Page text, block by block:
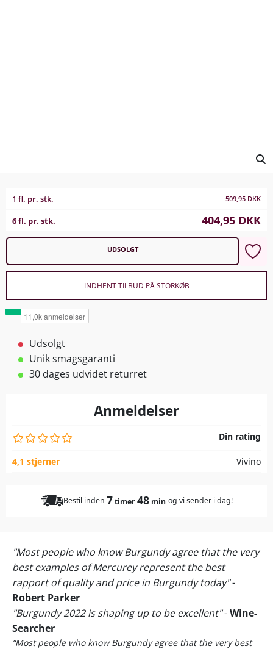
1 fl. pr. stk. 509,95 DKK
6 fl. pr. stk. 404,95 DKK
UDSOLGT
INDHENT TILBUD PÅ STORKØB
Udsolgt
Unik smagsgaranti
30 dages udvidet returret
Anmeldelser
Din rating
4,1 stjerner Vivino
Bestil inden 7timer48 min og vi sender i dag!
"Most people who know Burgundy agree that the very
best examples of Mercurey represent the best
rapport of quality and price in Burgundy today"-
Robert Parker
"Burgundy 2022 is shaping up to be excellent"-Wine-
Searcher
“Most people who know Burgundy agree that the very best